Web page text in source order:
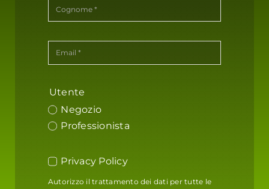
Utente
Negozio
Professionista
Privacy Policy
Autorizzo il trattamento dei dati per tutte le